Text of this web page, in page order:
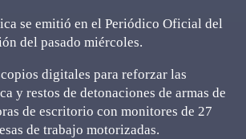
se emitió en el Periódico Oficial del
del pasado miércoles.
digitales para reforzar las
y restos de detonaciones de armas de
de escritorio con monitores de 27
de trabajo motorizadas.